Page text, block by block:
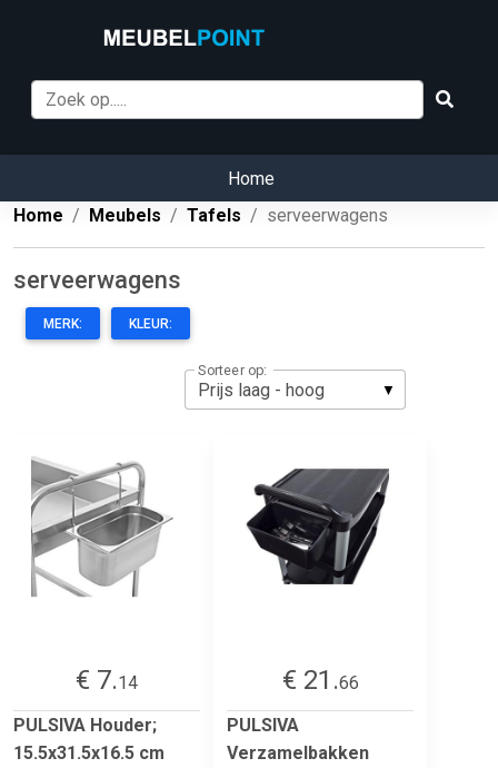
Home
Home
Meubels Tafels serveerwagens
serveerwagens
MERK: KLEUR:
Sorteer op:
€ 7.14
PULSIVA Houder;
15.5x31.5x16.5 cm
€ 21.66
PULSIVA
Verzamelbakken